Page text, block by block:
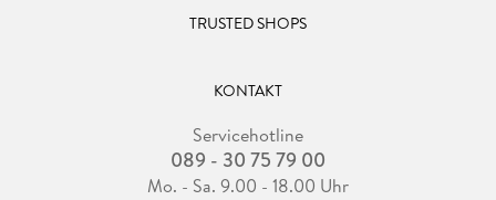
TRUSTED SHOPS
KONTAKT
Servicehotline
089 - 30 75 79 00
Mo. - Sa. 9.00 - 18.00 Uhr